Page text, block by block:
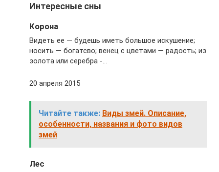
Интересные сны
Корона
Видеть ее — будешь иметь большое искушение;
носить — богатсво; венец с цветами — радость; из
золота или серебра -…
20 апреля 2015
Читайте также: Виды змей. Описание,
особенности, названия и фото видов
змей
Лес